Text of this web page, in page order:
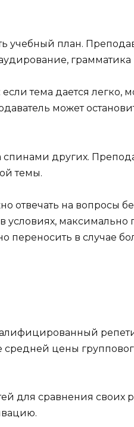
учебный план.
тема дается легко,
может
других.
темы.
отвечать на вопросы
условиях,
переносить в случае
цены
для сравнения своих